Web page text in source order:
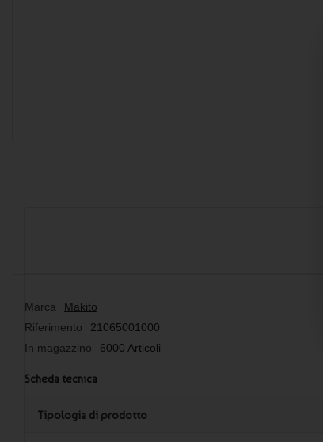
Marca
Makito
Riferimento
21065001000
In magazzino
6000 Articoli
Scheda tecnica
Tipologia di prodotto